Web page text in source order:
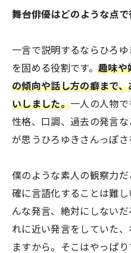
――舞台俳優はどのような点
一言で説明するならひろ
を固める役割です。 趣味や
の傾向や話し方の癖まで
いしました。一人の人物で
性格、口調、過去の発言
が思うひろゆきさんっぽさ
僕のような素人の観察力
確に言語化することは難
んな発言、絶対にしない
れに近い発言をしていた
ますから。そこはやっぱり